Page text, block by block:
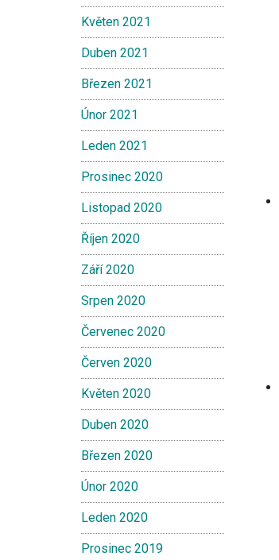
Květen 2021
Duben 2021
Březen 2021
Únor 2021
Leden 2021
Prosinec 2020
Listopad 2020
Říjen 2020
Září 2020
Srpen 2020
Červenec 2020
Červen 2020
Květen 2020
Duben 2020
Březen 2020
Únor 2020
Leden 2020
Prosinec 2019